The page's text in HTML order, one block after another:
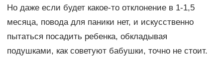
Но даже если будет какое-то отклонение в 1-1,5
месяца, повода для паники нет, и искусственно
пытаться посадить ребенка, обкладывая
подушками, как советуют бабушки, точно не стоит.